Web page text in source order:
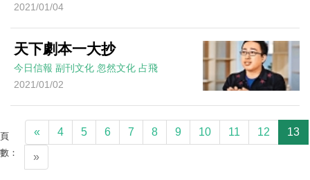
2021/01/04
天下劇本一大抄
今日信報 副刊文化 忽然文化 占飛
2021/01/02
頁
數：
« 4 5 6 7 8 9 10 11 12 13
»